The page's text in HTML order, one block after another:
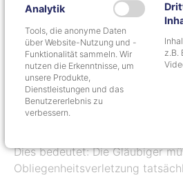
Voraussetzung für die
Restschuldbefreiung
Eine Verletzung der
jedoch nicht aus, um die
verweigern. Es muss zusätzlich
Beeinträchtigung der
Dies bedeutet: Die Gläubiger
Obliegenheitsverletzung
Analytik
Tools, die anonyme Daten
über Website-Nutzung und -
Funktionalität sammeln. Wir
nutzen die Erkenntnisse, um
unsere Produkte,
Dienstleistungen und das
Benutzererlebnis zu
verbessern.
z.B.